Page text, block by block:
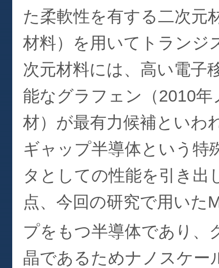
た柔軟性を有する二次元
材料）を用いてトランジ
次元材料には、高い電子
能なグラフェン（2010
材）が最有力候補といわ
ギャップ半導体という特
タとしての性能を引き出
点、今回の研究で用いた
プをもつ半導体であり、
晶であるためナノスケー